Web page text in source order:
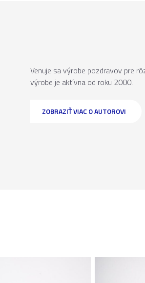
Venuje sa výrobe pozdravov pre
výrobe je aktívna od roku 2000.
ZOBRAZIŤ VIAC O AUTOROVI